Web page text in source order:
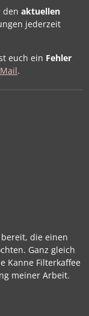
den aktuellen
jederzeit
euch ein Fehler
Mail.
die einen
Ganz gleich
Kanne Filterkaffee
meiner Arbeit.